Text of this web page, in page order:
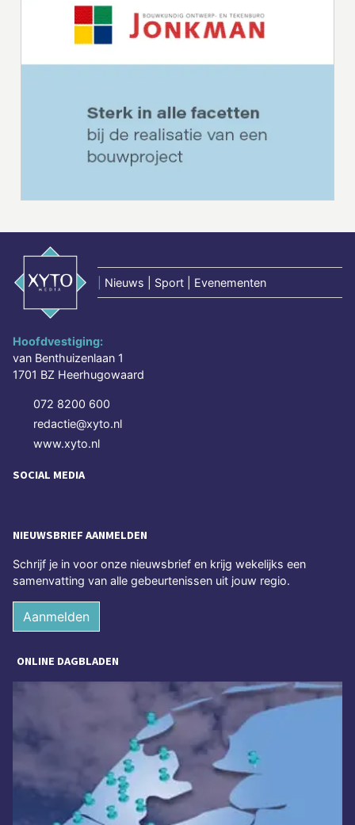
Nieuws | Sport | Evenementen
Hoofdvestiging:
van Benthuizenlaan 1
1701 BZ Heerhugowaard
072 8200 600
redactie@xyto.nl
www.xyto.nl
SOCIAL MEDIA
NIEUWSBRIEF AANMELDEN
Schrijf je in voor onze nieuwsbrief en krijg wekelijks een
samenvatting van alle gebeurtenissen uit jouw regio.
Aanmelden
ONLINE DAGBLADEN